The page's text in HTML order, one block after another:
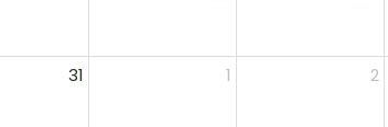
31 1 2